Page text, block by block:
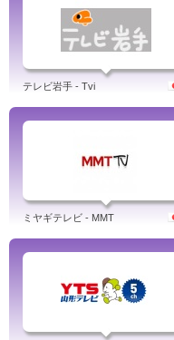
テレビ岩手 - Tvi
ミヤギテレビ - MMT